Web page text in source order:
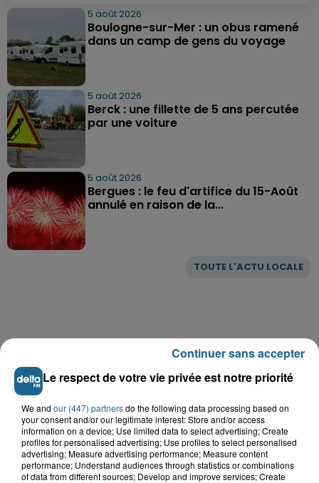
TOUTE L'ACTU LOCALE
5 août 2026
Boulogne-sur-Mer : un obus ramené
dans un camp de gens du voyage
5 août 2026
Berck : une fillette de 5 ans percutée
par une voiture
5 août 2026
Bergues : le feu d'artifice du 15-Août
annulé en raison de la...
Le respect de votre vie privée est notre priorité
We and our (447) partnersdo the following data processing based on
your consent and/or our legitimate interest: Store and/or access
information on a device; Use limited data to select advertising; Create
profiles for personalised advertising; Use profiles to select personalised
advertising; Measure advertising performance; Measure content
performance; Understand audiences through statistics or combinations
of data from different sources; Develop and improve services; Create
Continuer sans accepter